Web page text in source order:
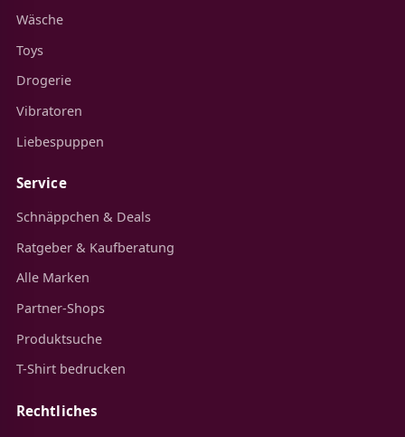
Wäsche
Toys
Drogerie
Vibratoren
Liebespuppen
Service
Schnäppchen & Deals
Ratgeber & Kaufberatung
Alle Marken
Partner-Shops
Produktsuche
T-Shirt bedrucken
Rechtliches